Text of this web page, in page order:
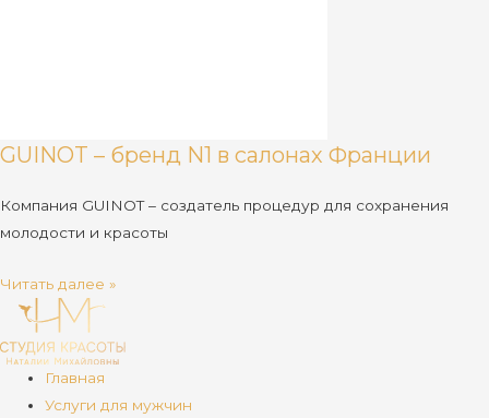
GUINOT – бренд N1 в салонах Франции
Компания GUINOT – создатель процедур для сохранения
молодости и красоты
Читать далее »
Главная
Услуги для мужчин